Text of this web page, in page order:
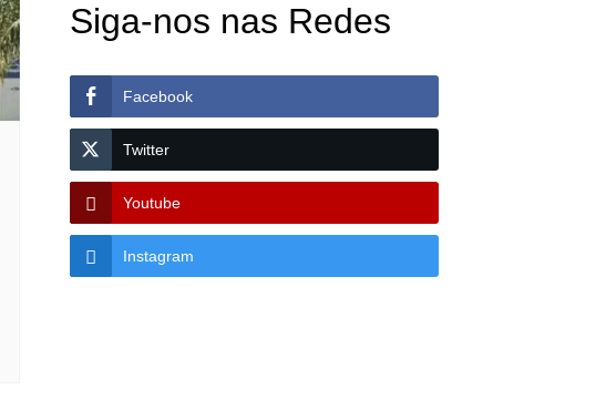
Siga-nos nas Redes
Facebook
Twitter
Youtube
Instagram